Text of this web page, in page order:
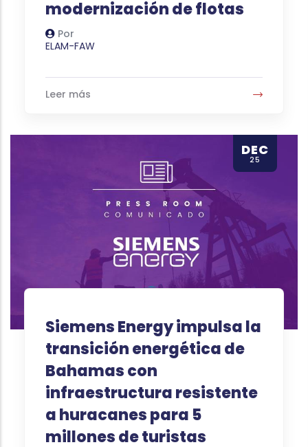
modernización de flotas
Por
Autor
ELAM-FAW
Leer más
DEC
25
Siemens Energy impulsa la
transición energética de
Bahamas con
infraestructura resistente
a huracanes para 5
millones de turistas